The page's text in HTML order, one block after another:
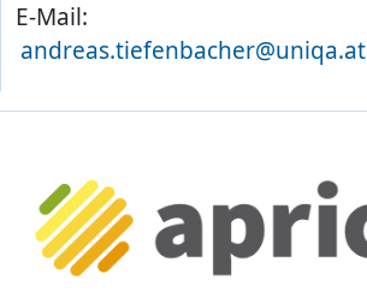
E-Mail:
andreas.tiefenbacher@uniqa.at